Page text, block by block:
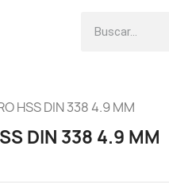
HSS DIN 338 4.9 MM
DIN 338 4.9 MM